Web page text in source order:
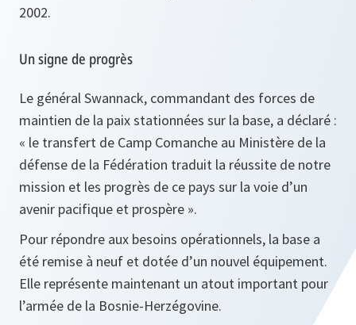
2002.
Un signe de progrès
Le général Swannack, commandant des forces de
maintien de la paix stationnées sur la base, a déclaré :
« le transfert de Camp Comanche au Ministère de la
défense de la Fédération traduit la réussite de notre
mission et les progrès de ce pays sur la voie d’un
avenir pacifique et prospère ».
Pour répondre aux besoins opérationnels, la base a
été remise à neuf et dotée d’un nouvel équipement.
Elle représente maintenant un atout important pour
l’armée de la Bosnie-Herzégovine.